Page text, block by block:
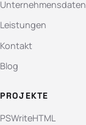
Unternehmensdaten
Leistungen
Kontakt
Blog
PROJEKTE
PSWriteHTML